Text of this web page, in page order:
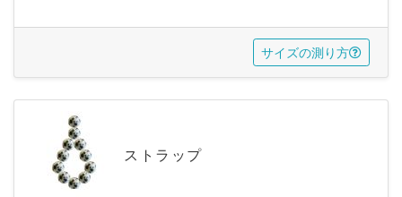
サイズの測り方
ストラップ